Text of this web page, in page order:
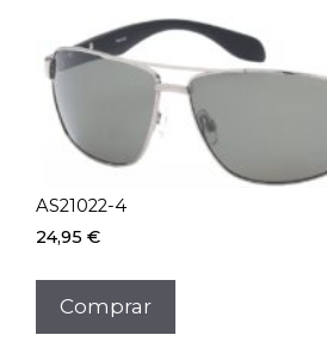
AS21022-4
24,95 €
Comprar